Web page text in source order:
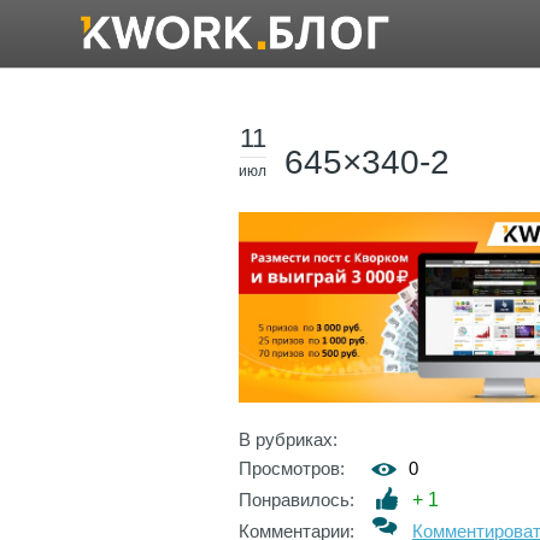
11
июл 645×340-2
В рубриках:
Просмотров:
0
Понравилось:
+ 1
Комментарии: